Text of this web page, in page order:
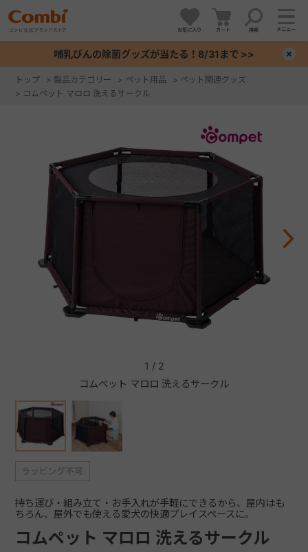
お気に入り カート 検索 メニュー
哺乳びんの除菌グッズが当たる！8/31まで >>
トップ > 製品カテゴリー > ペット用品 > ペット関連グッズ
> コムペット マロロ 洗えるサークル
コムペット マロロ 洗えるサークル
1 / 2
コムペット マロロ 洗えるサークル
持ち運び・組み立て・お手入れが手軽にできるから、屋内はも
ちろん、屋外でも使える愛犬の快適プレイスペースに。